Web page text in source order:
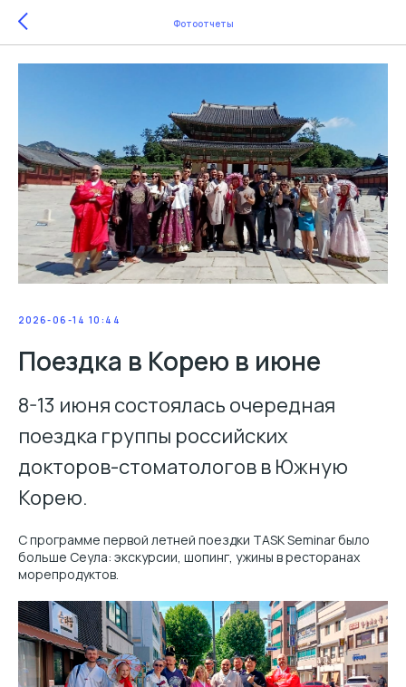
Фотоотчеты
2026-06-14 10:44
Поездка в Корею в июне
8-13 июня состоялась очередная
поездка группы российских
докторов-стоматологов в Южную
Корею.
С программе первой летней поездки TASK Seminar было
больше Сеула: экскурсии, шопинг, ужины в ресторанах
морепродуктов.